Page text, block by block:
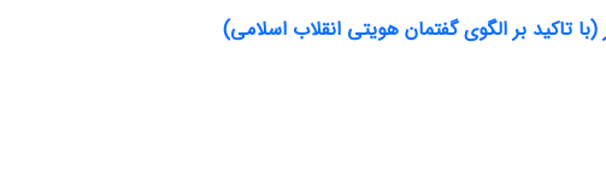
تاکید بر الگوی گفتمان هویتی انقلاب اسلامی)